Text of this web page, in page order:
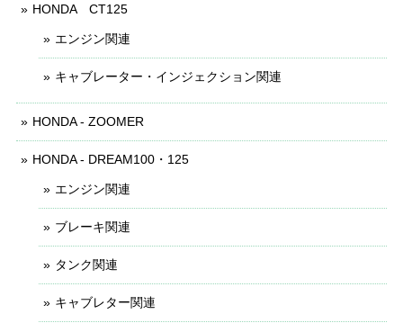
HONDA CT125
エンジン関連
キャブレーター・インジェクション関連
HONDA - ZOOMER
HONDA - DREAM100・125
エンジン関連
ブレーキ関連
タンク関連
キャブレター関連